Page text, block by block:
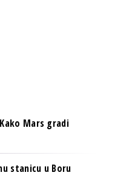
Mars gradi
stanicu u Boru